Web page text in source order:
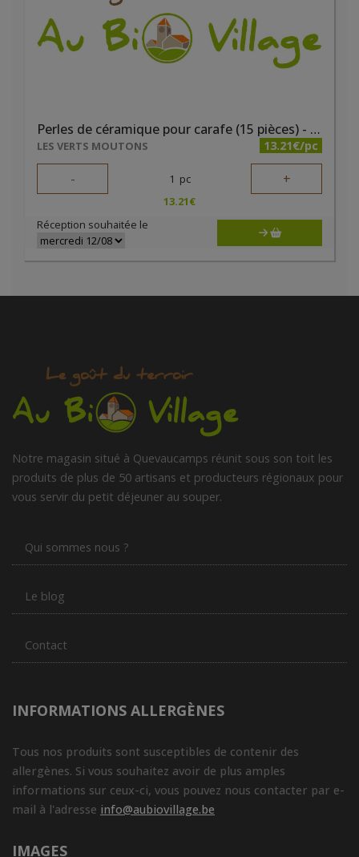
Perles de céramique pour carafe (15 pièces) - Les Verts Moutons
LES VERTS MOUTONS 13.21€/pc
- 1 pc +
13.21€
Réception souhaitée le
Notre magasin situé à Quevaucamps réunit sous son toit les
produits de plus de 50 artisans et producteurs régionaux pour
vous servir du petit déjeuner au souper.
Qui sommes nous ?
Le blog
Contact
INFORMATIONS ALLERGÈNES
Tous nos produits sont susceptibles de contenir des
allergènes. Si vous souhaitez avoir de plus amples
informations sur ceux-ci, vous pouvez nous contacter par e-
mail à l'adresse info@aubiovillage.be
IMAGES